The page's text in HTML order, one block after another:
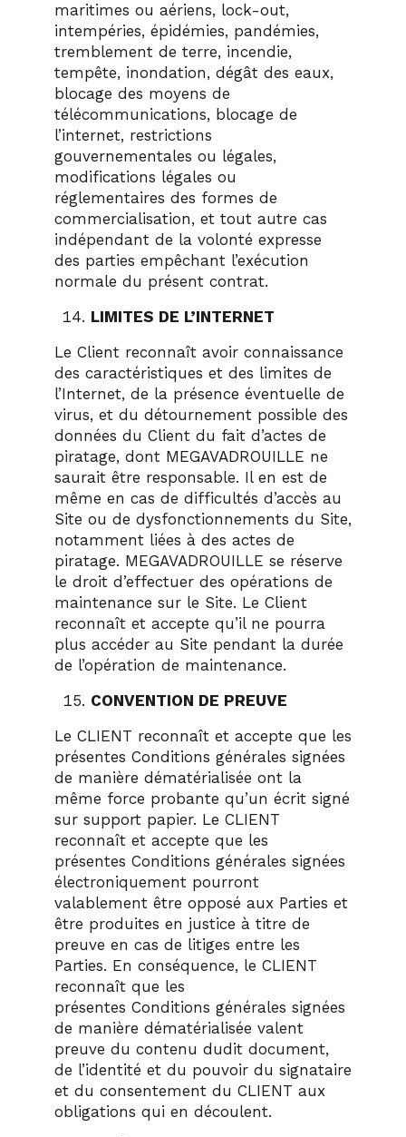
maritimes ou aériens, lock-out,
intempéries, épidémies, pandémies,
tremblement de terre, incendie,
tempête, inondation, dégât des eaux,
blocage des moyens de
télécommunications, blocage de
l’internet, restrictions
gouvernementales ou légales,
modifications légales ou
réglementaires des formes de
commercialisation, et tout autre cas
indépendant de la volonté expresse
des parties empêchant l’exécution
normale du présent contrat.
LIMITES DE L’INTERNET
Le Client reconnaît avoir connaissance
des caractéristiques et des limites de
l’Internet, de la présence éventuelle de
virus, et du détournement possible des
données du Client du fait d’actes de
piratage, dont MEGAVADROUILLE ne
saurait être responsable. Il en est de
même en cas de difficultés d’accès au
Site ou de dysfonctionnements du Site,
notamment liées à des actes de
piratage. MEGAVADROUILLE se réserve
le droit d’effectuer des opérations de
maintenance sur le Site. Le Client
reconnaît et accepte qu’il ne pourra
plus accéder au Site pendant la durée
de l’opération de maintenance.
CONVENTION DE PREUVE
Le CLIENT reconnaît et accepte que les
présentes Conditions générales signées
de manière dématérialisée ont la
même force probante qu’un écrit signé
sur support papier. Le CLIENT
reconnaît et accepte que les
présentes Conditions générales signées
électroniquement pourront
valablement être opposé aux Parties et
être produites en justice à titre de
preuve en cas de litiges entre les
Parties. En conséquence, le CLIENT
reconnaît que les
présentes Conditions générales signées
de manière dématérialisée valent
preuve du contenu dudit document,
de l’identité et du pouvoir du signataire
et du consentement du CLIENT aux
obligations qui en découlent.